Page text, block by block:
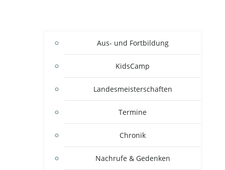
Aus- und Fortbildung
KidsCamp
Landesmeisterschaften
Termine
Chronik
Nachrufe & Gedenken